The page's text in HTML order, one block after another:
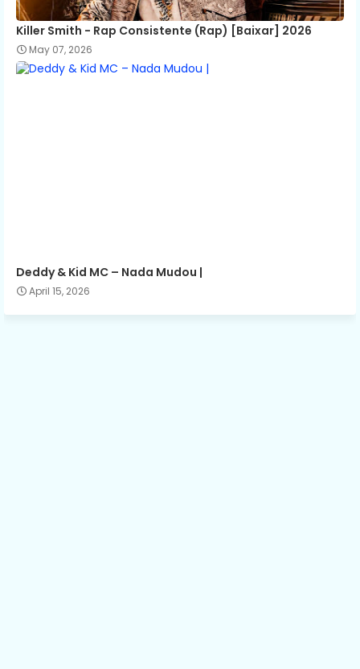
Killer Smith - Rap Consistente (Rap) [Baixar] 2026
May 07, 2026
Deddy & Kid MC – Nada Mudou |
April 15, 2026